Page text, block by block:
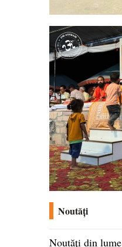
Noutăți
Noutăți din lume